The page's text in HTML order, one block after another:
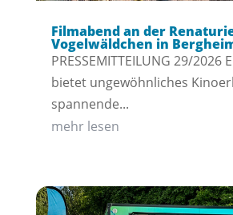
Filmabend an der
Vogelwäldchen in
PRESSEMITTEILUNG 29/2026
bietet ungewöhnliches
spannende...
mehr lesen